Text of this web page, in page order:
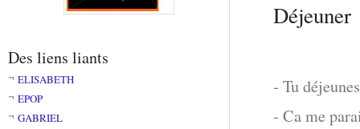
Des liens liants
ELISABETH
EPOP
GABRIEL
Déjeuner
- Tu
- Ca me